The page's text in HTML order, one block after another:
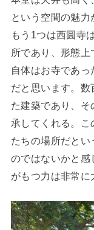
という空間の魅力
もう1つは西圓寺
所であり、形態
自体はお寺であ
だと思います。数
た建築であり、
承してくれる。
たちの場所だと
のではないかと
がもつ力は非常に